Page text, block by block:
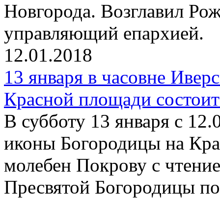
Новгорода. Возглавил
управляющий епархией.
12.01.2018
13 января в часовне
Красной площади
В субботу 13 января с
иконы Богородицы на
молебен Покрову с
Пресвятой Богородицы